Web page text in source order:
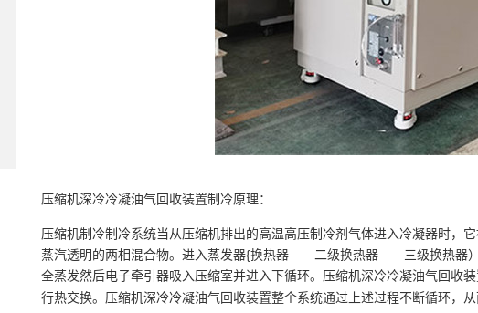
压缩机深冷冷凝油气回收装置制冷原理：
压缩机制冷制冷系统当从压缩机排出的高温高压制冷剂气体进入冷凝器时，
蒸汽透明的两相混合物。进入蒸发器{换热器——二级换热器——三级换热器）
全蒸发然后电子牵引器吸入压缩室并进入下循环。压缩机深冷冷凝油气回收
行热交换。压缩机深冷冷凝油气回收装置整个系统通过上述过程不断循环，从